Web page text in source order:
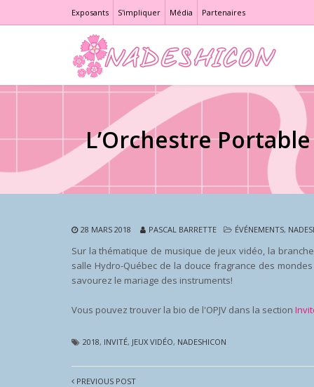
Exposants S'impliquer Média Partenaires
L’Orchestre
28 MARS 2018 PASCAL BARRETTE ÉVÉNEMENTS,
Sur la thématique de musique de jeux vidéo, la
salle Hydro-Québec de la douce fragrance des
savourez le mariage des instruments!
Vous pouvez trouver la bio de l'OPJV dans la section
2018, INVITÉ, JEUX VIDÉO, NADESHICON
PREVIOUS POST